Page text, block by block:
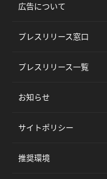
広告について
プレスリリース窓口
プレスリリース一覧
お知らせ
サイトポリシー
推奨環境